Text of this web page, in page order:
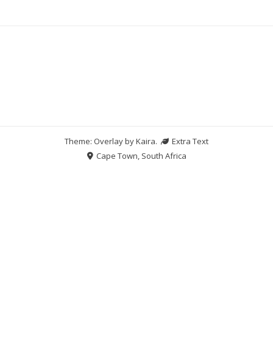
Theme: Overlay byKaira.
Extra Text
Cape Town, South Africa